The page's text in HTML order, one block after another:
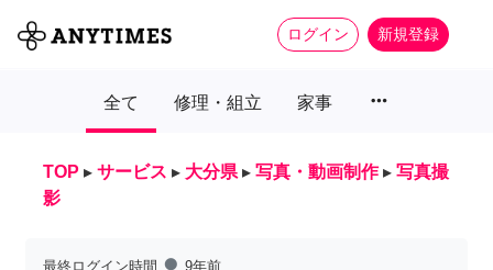
ログイン 新規登録
全て 修理・組立 家事 more_horiz
TOP ▸ サービス ▸ 大分県 ▸ 写真・動画制作 ▸ 写真撮
影
最終ログイン時間 fiber_manual_record 9年前